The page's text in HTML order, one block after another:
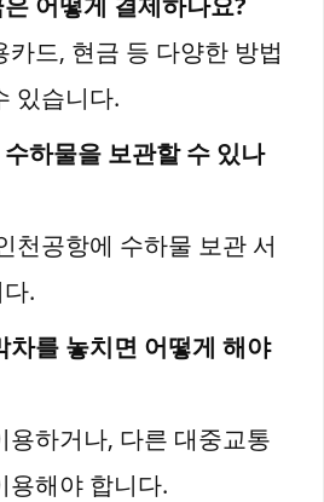
카드, 현금 등 다양한 방법
있습니다.
하물을 보관할 수 있나
천공항에 수하물 보관 서
.
차를 놓치면 어떻게 해야
용하거나, 다른 대중교통
용해야 합니다.